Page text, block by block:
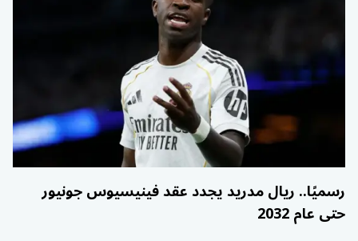
رسميًا.. ريال مدريد يجدد عقد فينيسيوس جونيور
حتى عام 2032